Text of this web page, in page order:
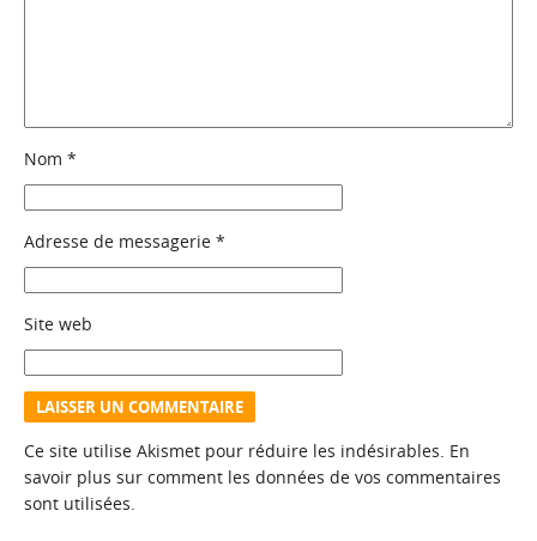
Nom *
Adresse de messagerie *
Site web
Ce site utilise Akismet pour réduire les indésirables. En
savoir plus sur comment les données de vos commentaires
sont utilisées.